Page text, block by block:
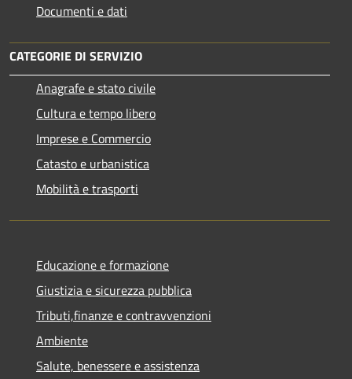
Documenti e dati
CATEGORIE DI SERVIZIO
Anagrafe e stato civile
Cultura e tempo libero
Imprese e Commercio
Catasto e urbanistica
Mobilità e trasporti
Educazione e formazione
Giustizia e sicurezza pubblica
Tributi,finanze e contravvenzioni
Ambiente
Salute, benessere e assistenza